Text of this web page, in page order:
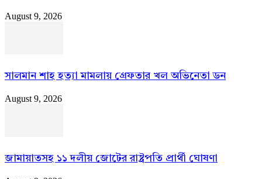
August 9, 2026
সালমান শাহ হত্যা মামলায় গ্রেফতার খল অভিনেতা ডন
August 9, 2026
জামায়াতসহ ১১ দলীয় জোটের রাষ্ট্রপতি প্রার্থী ঘোষণা